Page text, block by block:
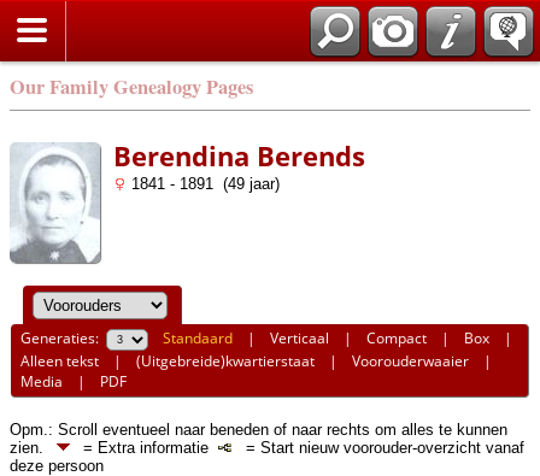
Our Family Genealogy Pages
Berendina Berends
1841 - 1891 (49 jaar)
Generaties: Standaard |Verticaal |Compact | Box |
Alleen tekst |(Uitgebreide)kwartierstaat |Voorouderwaaier |
Media | PDF
Opm.: Scroll eventueel naar beneden of naar rechts om alles te kunnen
zien.
= Extra informatie
= Start nieuw voorouder-overzicht vanaf
deze persoon